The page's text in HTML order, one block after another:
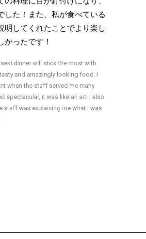
した！また、私が食べている
明してくれたことでより楽し
かったです！
dinner will stick the most with
tasty and amazingly looking food. I
when the staff served me many
spectacular, it was like an art! I also
staff was explaining me what I was